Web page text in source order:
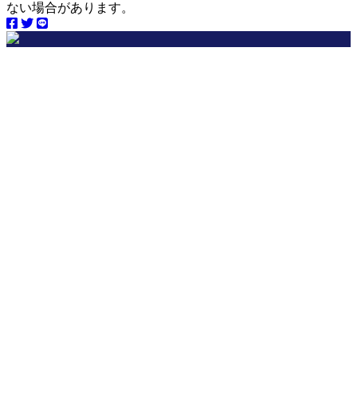
ない場合があります。